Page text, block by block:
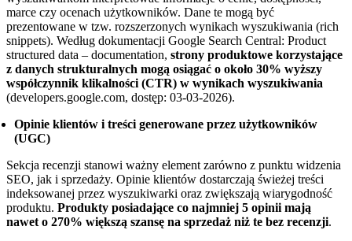
marce czy ocenach użytkowników. Dane te mogą być
prezentowane w tzw. rozszerzonych wynikach wyszukiwania (rich
snippets). Według dokumentacji Google Search Central: Product
structured data – documentation, strony produktowe korzystające
z danych strukturalnych mogą osiągać o około 30% wyższy
współczynnik klikalności (CTR) w wynikach wyszukiwania
(developers.google.com, dostęp: 03-03-2026).
Opinie klientów i treści generowane przez użytkowników
(UGC)
Sekcja recenzji stanowi ważny element zarówno z punktu widzenia
SEO, jak i sprzedaży. Opinie klientów dostarczają świeżej treści
indeksowanej przez wyszukiwarki oraz zwiększają wiarygodność
produktu. Produkty posiadające co najmniej 5 opinii mają
nawet o 270% większą szansę na sprzedaż niż te bez recenzji.